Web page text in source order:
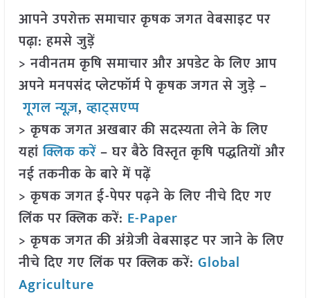
आपने उपरोक्त समाचार कृषक जगत वेबसाइट पर
पढ़ा: हमसे जुड़ें
> नवीनतम कृषि समाचार और अपडेट के लिए आप
अपने मनपसंद प्लेटफॉर्म पे कृषक जगत से जुड़े –
गूगल न्यूज़,व्हाट्सएप्प
> कृषक जगत अखबार की सदस्यता लेने के लिए
यहांक्लिक करें– घर बैठे विस्तृत कृषि पद्धतियों और
नई तकनीक के बारे में पढ़ें
> कृषक जगत ई-पेपर पढ़ने के लिए नीचे दिए गए
लिंक पर क्लिक करें: E-Paper
> कृषक जगत की अंग्रेजी वेबसाइट पर जाने के लिए
नीचे दिए गए लिंक पर क्लिक करें: Global
Agriculture